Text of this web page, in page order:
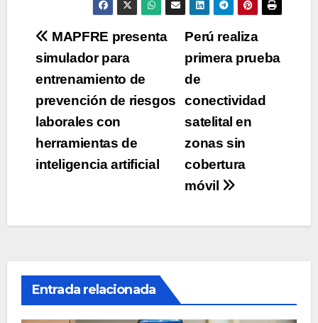
Navegación
de
entradas
Perú realiza
primera prueba
de
conectividad
satelital en
zonas sin
cobertura
móvil
MAPFRE presenta
simulador para
entrenamiento de
prevención de riesgos
laborales con
herramientas de
inteligencia artificial
Entrada relacionada